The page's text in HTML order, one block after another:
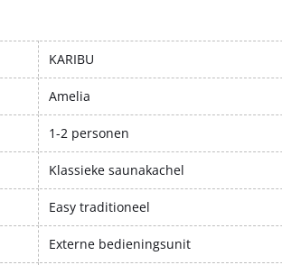
KARIBU
Amelia
1-2 personen
Klassieke saunakachel
Easy traditioneel
Externe bedieningsunit